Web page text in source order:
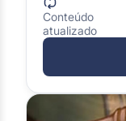
Conteúdo
atualizado